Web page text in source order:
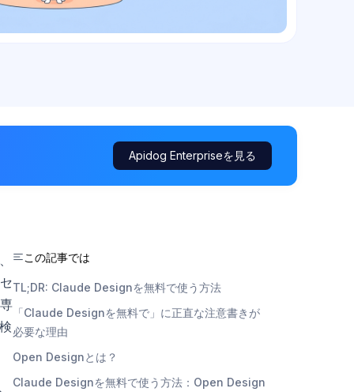
Apidog Enterpriseを見る
この記事では
TL;DR: Claude Designを無料で使う方法
「Claude Designを無料で」に正直な注意書きが
必要な理由
Open Designとは？
Claude Designを無料で使う方法：Open Design